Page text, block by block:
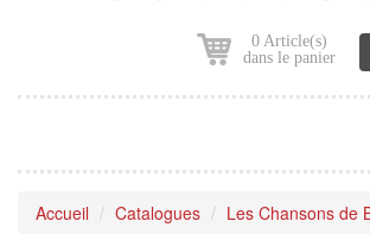
0 Article(s)
dans le panier
Accueil Catalogues Les Chansons de